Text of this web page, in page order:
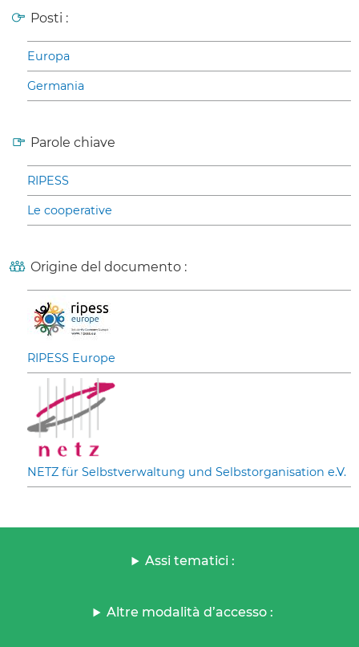
Posti :
Europa
Germania
Parole chiave
RIPESS
Le cooperative
Origine del documento :
RIPESS Europe
NETZ für Selbstverwaltung und Selbstorganisation e.V.
Assi tematici :
Altre modalità d’accesso :